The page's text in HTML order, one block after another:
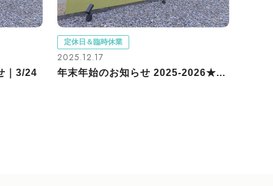
｜3/24
定休日＆臨時休業
2025.12.17
年末年始のお知らせ 2025-2026★...